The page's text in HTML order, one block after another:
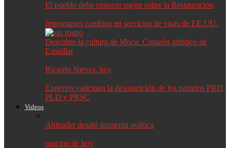
El pueblo debe conocer mejor sobre la Restauración
Importantes cambios en servicios de visas de EE.UU.
Descubre la cultura de Moca: Corazón artístico de
Espaillat
Ricardo Nieves. hoy
Expertos vaticinan la desaparición de los partidos PRD,
PLD y PRSC
Videos
Abinader desató tormenta política
oracion de hoy